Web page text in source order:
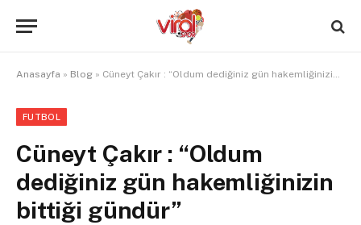
Anasayfa » Blog » Cüneyt Çakır : “Oldum dediğiniz gün hakemliğinizin bittiği gündür”
FUTBOL
Cüneyt Çakır : “Oldum
dediğiniz gün hakemliğinizin
bittiği gündür”